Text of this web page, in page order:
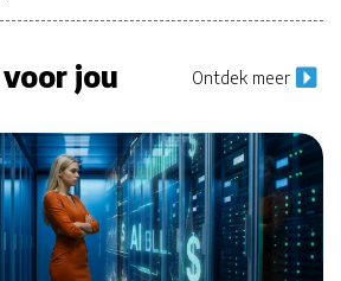
jou Ontdek meer